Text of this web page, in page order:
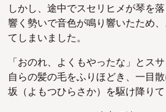
しかし、途中でスセリヒメが琴を
響く勢いで音色が鳴り響いたため
てしまいました。
「おのれ、よくもやったな」 とス
自らの髪の毛をふりほどき、一目
坂（よもつひらさか）を駆け降りて